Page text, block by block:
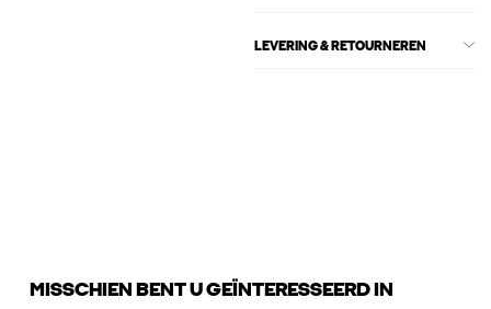
LEVERING & RETOURNEREN
MISSCHIEN BENT U GEÏNTERESSEERD IN